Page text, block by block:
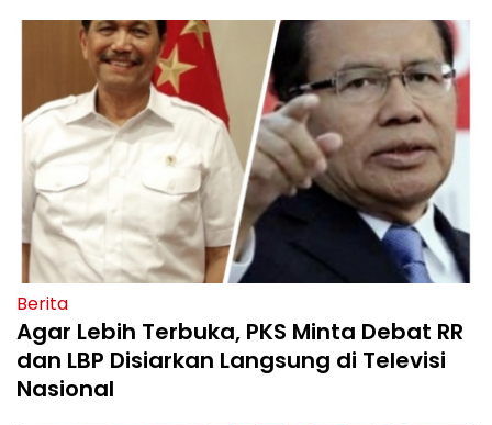
Berita
Agar Lebih Terbuka, PKS Minta Debat RR
dan LBP Disiarkan Langsung di Televisi
Nasional